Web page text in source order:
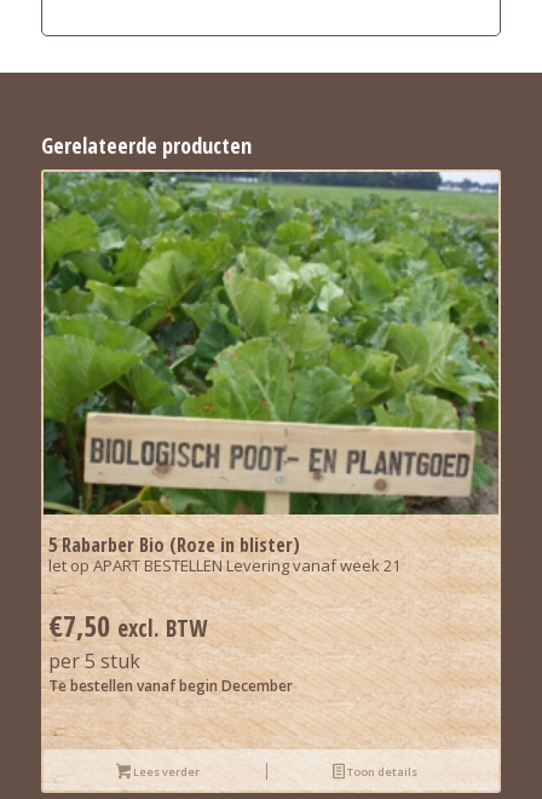
Gerelateerde producten
5 Rabarber Bio (Roze in blister)
let op APART BESTELLEN Levering vanaf week 21
€7,50 excl. BTW
per 5 stuk
Te bestellen vanaf begin December
Lees verder Toon details